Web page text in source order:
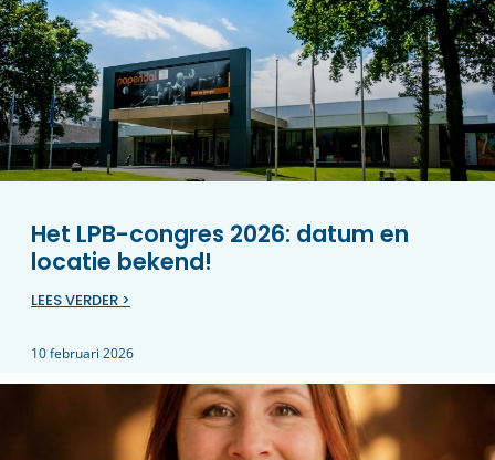
Het LPB-congres 2026: datum en
locatie bekend!
LEES VERDER >
10 februari 2026